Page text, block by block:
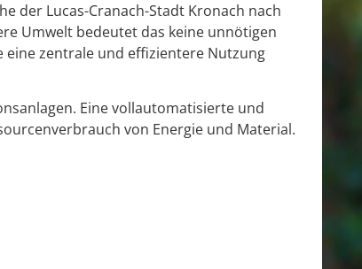
der Lucas-Cranach-Stadt Kronach nach
Umwelt bedeutet das keine unnötigen
zentrale und effizientere Nutzung
Eine vollautomatisierte und
von Energie und Material.